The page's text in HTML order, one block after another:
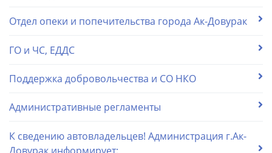
Отдел опеки и попечительства города Ак-Довурак
ГО и ЧС, ЕДДС
Поддержка добровольчества и СО НКО
Административные регламенты
К сведению автовладельцев! Администрация г.Ак-